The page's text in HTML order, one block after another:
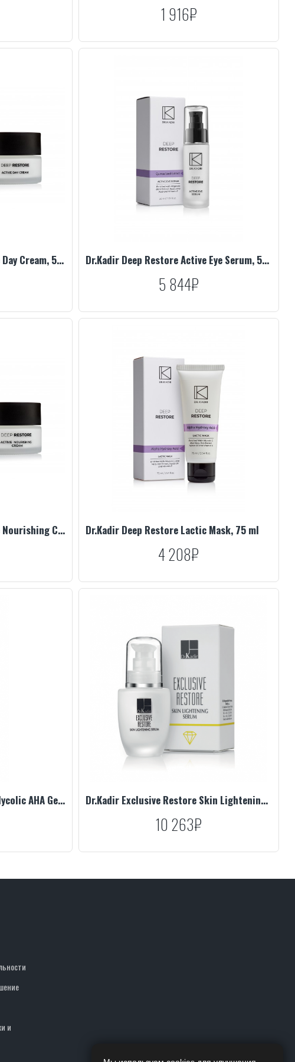
1 916₽
Dr.Kadir Deep Restore Active Day Cream, 50 ml Dr.Kadir Deep Restore Active Eye Serum, 50 ml
5 844₽
Dr.Kadir Deep Restore Active Nourishing Cream, 50 ml Dr.Kadir Deep Restore Lactic Mask, 75 ml
4 208₽
Dr.Kadir Exclusive Restore Glycolic AHA Gel Soap, 250 ml Dr.Kadir Exclusive Restore Skin Lightening Serum, 30 мл.
10 263₽
и